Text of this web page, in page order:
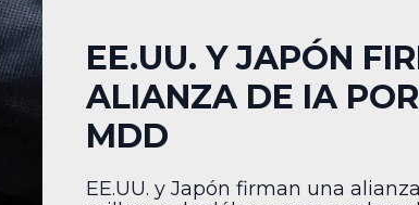
EE.UU. Y JAPÓN
ALIANZA DE IA
MDD
EE.UU. y Japón firman una